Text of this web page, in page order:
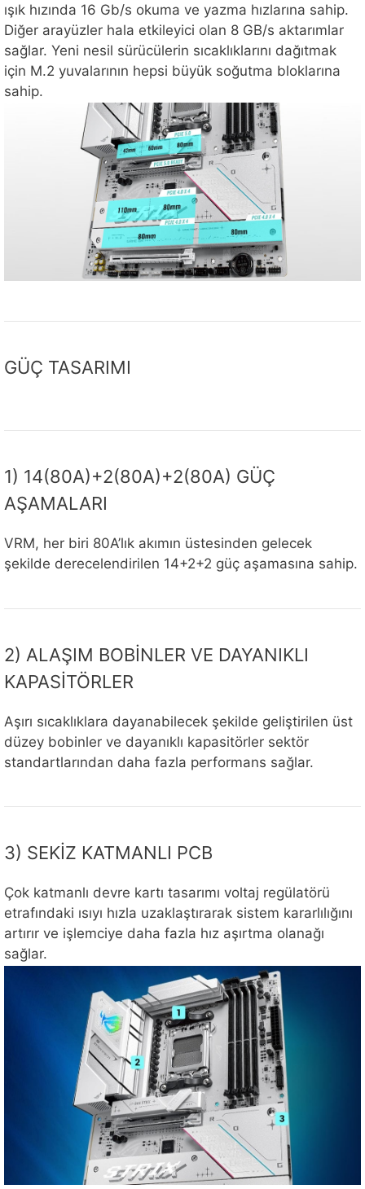
ışık hızında 16 Gb/s okuma ve yazma hızlarına sahip.
Diğer arayüzler hala etkileyici olan 8 GB/s aktarımlar
sağlar. Yeni nesil sürücülerin sıcaklıklarını dağıtmak
için M.2 yuvalarının hepsi büyük soğutma bloklarına
sahip.
GÜÇ TASARIMI
1) 14(80A)+2(80A)+2(80A) GÜÇ
AŞAMALARI
VRM, her biri 80A’lık akımın üstesinden gelecek
şekilde derecelendirilen 14+2+2 güç aşamasına sahip.
2) ALAŞIM BOBİNLER VE DAYANIKLI
KAPASİTÖRLER
Aşırı sıcaklıklara dayanabilecek şekilde geliştirilen üst
düzey bobinler ve dayanıklı kapasitörler sektör
standartlarından daha fazla performans sağlar.
3) SEKİZ KATMANLI PCB
Çok katmanlı devre kartı tasarımı voltaj regülatörü
etrafındaki ısıyı hızla uzaklaştırarak sistem kararlılığını
artırır ve işlemciye daha fazla hız aşırtma olanağı
sağlar.